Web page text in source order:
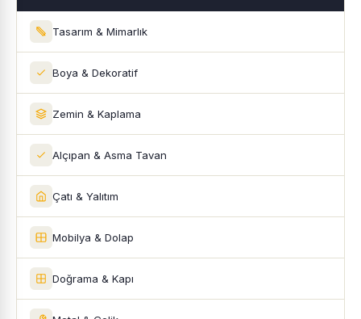
Tasarım & Mimarlık
Boya & Dekoratif
Zemin & Kaplama
Alçıpan & Asma Tavan
Çatı & Yalıtım
Mobilya & Dolap
Doğrama & Kapı